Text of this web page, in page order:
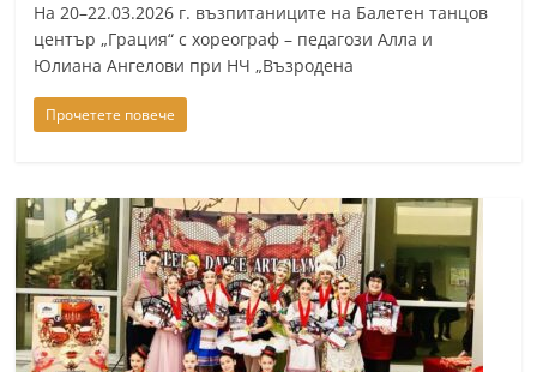
-
b
.
f
o
,
g
a
На 20–22.03.2026 г. възпитаниците на Балетен танцов
център „Грация“ с хореограф – педагози Алла и
Юлиана Ангелови при НЧ „Възродена
Прочетете повече